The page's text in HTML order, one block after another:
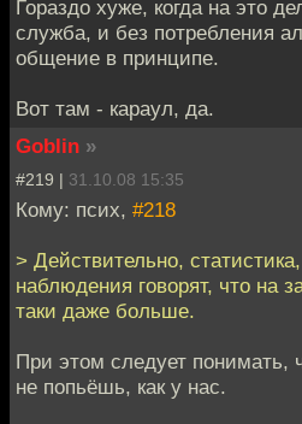
Гораздо хуже, когда на это
служба, и без потребления
общение в принципе.
Вот там - караул, да.
Goblin »
#219 | 31.10.08 15:35
Кому: псих, #218
> Действительно,
наблюдения говорят, что на
таки даже больше.
При этом следует понимать,
не попьёшь, как у нас.